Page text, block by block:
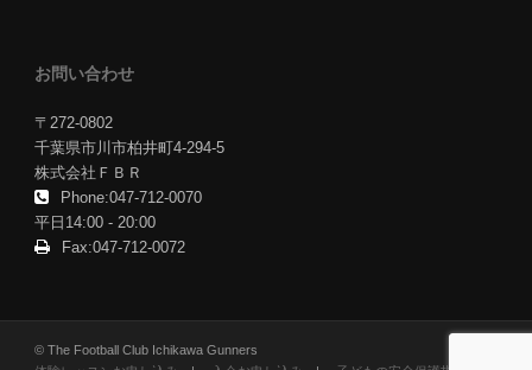
お問い合わせ
〒272-0802
千葉県市川市柏井町4-294-5
株式会社ＦＢＲ
Phone:047-712-0070
平日14:00 - 20:00
Fax:047-712-0072
© The Football Club Ichikawa Gunners